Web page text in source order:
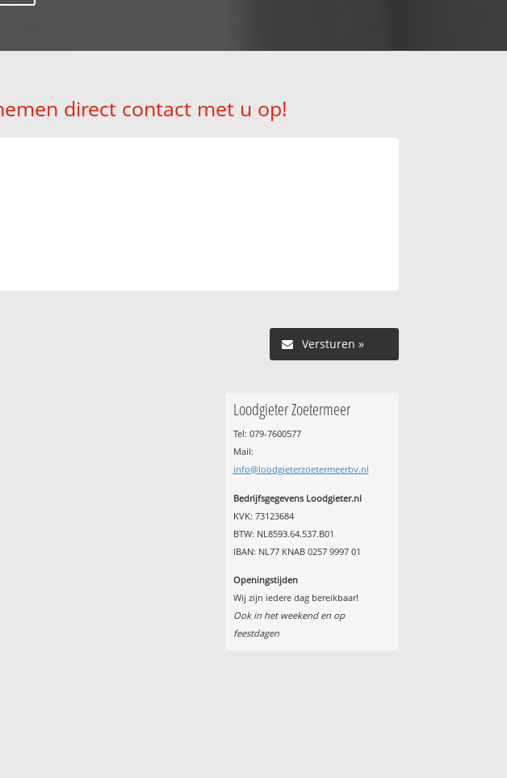
direct contact met u op!
Versturen »
Loodgieter Zoetermeer
Tel: 079-7600577
Mail:
info@loodgieterzoetermeerbv.nl
Bedrijfsgegevens Loodgieter.nl
KVK: 73123684
BTW: NL8593.64.537.B01
IBAN: NL77 KNAB 0257 9997 01
Openingstijden
Wij zijn iedere dag bereikbaar!
Ook in het weekend en op
feestdagen